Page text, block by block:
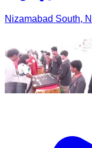
Nizamabad South,